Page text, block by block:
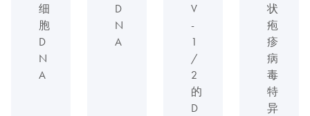
细
胞
D
N
A
D
N
A
V
-
1
/
2
的
D
状
疱
疹
病
毒
特
异